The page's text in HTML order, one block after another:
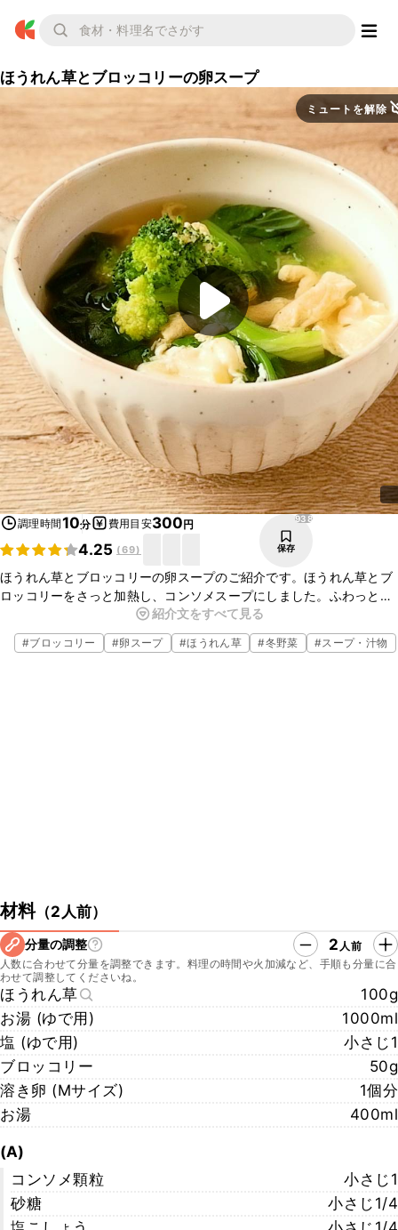
ほうれん草とブロッコリーの卵スープ
ミュートを解除
調理時間10分 費用目安300円
4.25 (69)
938
保存
ほうれん草とブロッコリーの卵スープのご紹介です。ほうれん草とブ
ロッコリーをさっと加熱し、コンソメスープにしました。ふわっとし
た卵がとてもおいしいですよ。紹介文をすべて見る
#ブロッコリー #卵スープ #ほうれん草 #冬野菜 #スープ・汁物
材料（2人前）
分量の調整 2 人前
人数に合わせて分量を調整できます。料理の時間や火加減など、手順も分量に合
わせて調整してくださいね。
ほうれん草
100g
お湯 (ゆで用)
1000ml
塩 (ゆで用)
小さじ1
ブロッコリー
50g
溶き卵 (Mサイズ)
1個分
お湯
400ml
(A)
コンソメ顆粒
小さじ1
砂糖
小さじ1/4